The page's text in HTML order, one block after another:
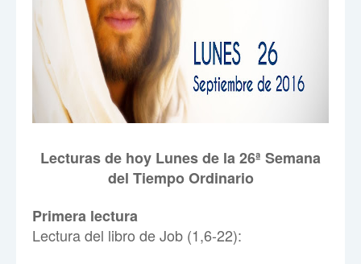
Lecturas de hoy Lunes de la 26ª Semana
del Tiempo Ordinario
Primera lectura
Lectura del libro de Job (1,6-22):